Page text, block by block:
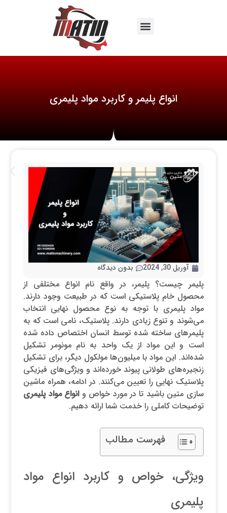
انواع پلیمر و کاربرد مواد پلیمری
آوریل 30, 2024 بدون دیدگاه
پلیمر چیست؟ پلیمر، در واقع نام انواع مختلفی از
محصول خام پلاستیکی است که در طبیعت وجود دارند.
مواد پلیمری با توجه به نوع محصول نهایی انتخاب
می‌شوند و تنوع زیادی دارند. پلاستیک، نامی است که به
پلیمرهای ساخته شده توسط انسان اختصاص داده شده
است و این مواد از یک واحد به نام مونومر تشکیل
شده‌اند. این مواد با میلیون‌ها مولکول دیگر، برای تشکیل
زنجیره‌های طولانی پیوند خورده‌اند و ویژگی‌های فیزیکی
پلاستیک نهایی را تعیین می‌کنند. در ادامه، همراه ماشین
سازی متین باشید تا در مورد خواص وانواع مواد پلیمری
توضیحات کاملی را خدمت شما ارائه دهیم.
فهرست مطالب
ویژگی، خواص و کاربرد انواع مواد
پلیمری